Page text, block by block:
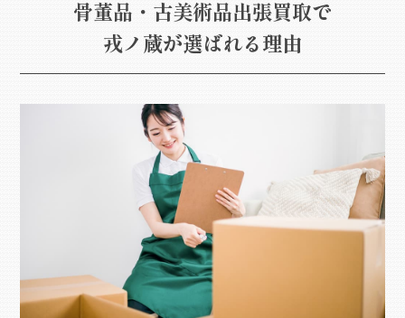
骨董品・古美術品出張買取で
戎ノ蔵が選ばれる理由